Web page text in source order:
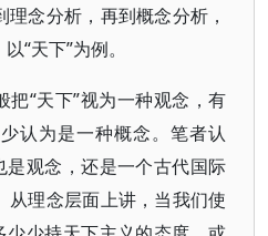
念分析，再到概念分析，
“天下”为例。
把“天下”视为一种观念，有
认为是一种概念。笔者认
是观念，还是一个古代国际
从理念层面上讲，当我们使